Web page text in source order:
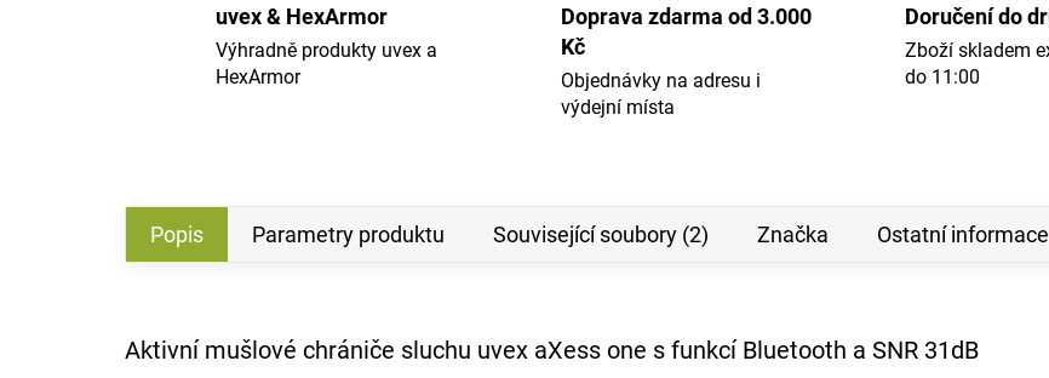
uvex & HexArmor
Výhradně produkty uvex a
HexArmor
Doprava zdarma od 3.000
Kč
Objednávky na adresu i
výdejní místa
Doručení do
Zboží skladem
do 11:00
Popis Parametry produktu Související soubory (2) Značka Ostatní informace
Aktivní mušlové chrániče sluchu uvex aXess one s funkcí Bluetooth a SNR 31dB